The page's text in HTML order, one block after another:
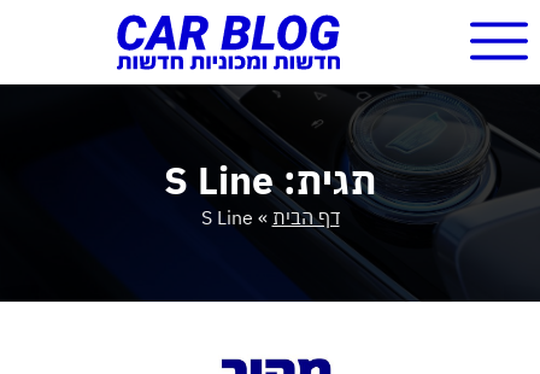
תגית: S Line
דף הבית »
S Line